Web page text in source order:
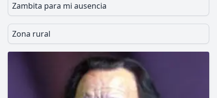
Zambita para mi ausencia
Zona rural